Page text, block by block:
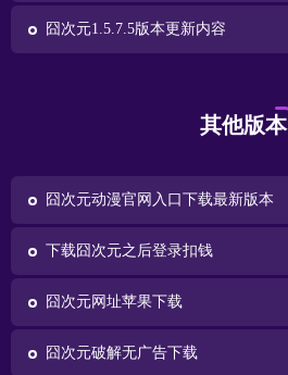
囧次元1.5.7.5版本更新内容
其他版本
囧次元动漫官网入口下载最新版本
下载囧次元之后登录扣钱
囧次元网址苹果下载
囧次元破解无广告下载